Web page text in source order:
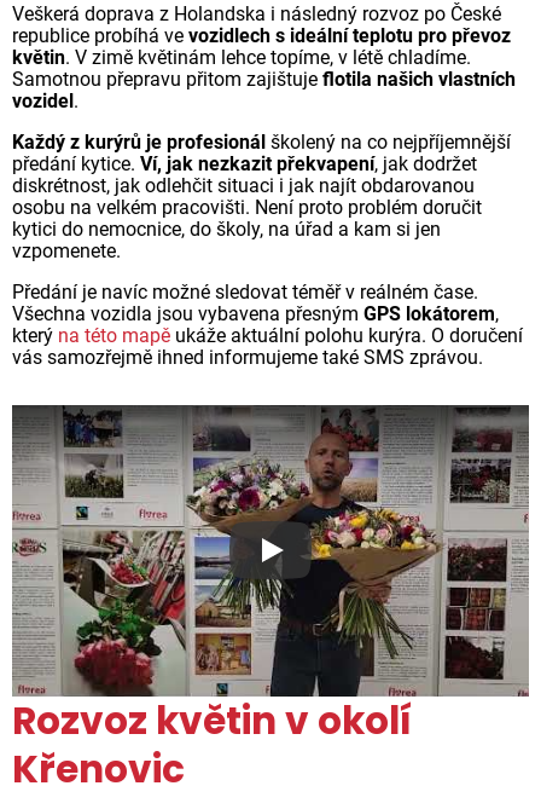
Veškerá doprava z Holandska i následný rozvoz po České
republice probíhá ve vozidlech s ideální teplotu pro převoz
květin. V zimě květinám lehce topíme, v létě chladíme.
Samotnou přepravu přitom zajištuje flotila našich vlastních
vozidel.
Každý z kurýrů je profesionál školený na co nejpříjemnější
předání kytice. Ví, jak nezkazit překvapení, jak dodržet
diskrétnost, jak odlehčit situaci i jak najít obdarovanou
osobu na velkém pracovišti. Není proto problém doručit
kytici do nemocnice, do školy, na úřad a kam si jen
vzpomenete.
Předání je navíc možné sledovat téměř v reálném čase.
Všechna vozidla jsou vybavena přesným GPS lokátorem,
který na této mapě ukáže aktuální polohu kurýra. O doručení
vás samozřejmě ihned informujeme také SMS zprávou.
Proč jsou květiny z Florea
Rozvoz květin v okolí
Křenovic